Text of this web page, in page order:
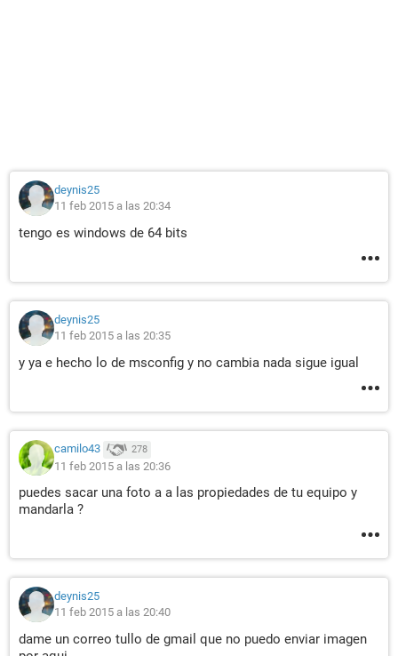
deynis25
11 feb 2015 a las 20:34
tengo es windows de 64 bits
deynis25
11 feb 2015 a las 20:35
y ya e hecho lo de msconfig y no cambia nada sigue igual
camilo43 278
11 feb 2015 a las 20:36
puedes sacar una foto a a las propiedades de tu equipo y
mandarla ?
deynis25
11 feb 2015 a las 20:40
dame un correo tullo de gmail que no puedo enviar imagen